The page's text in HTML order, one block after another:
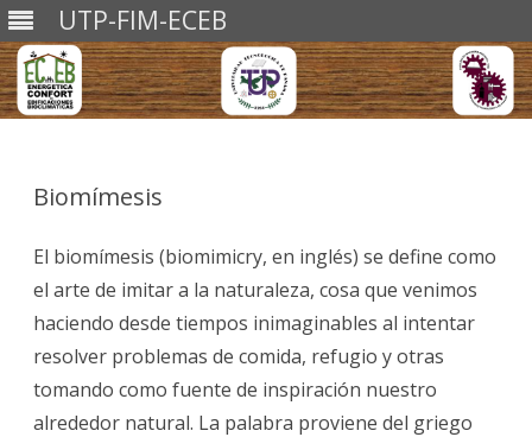
UTP-FIM-ECEB
Biomímesis
El biomímesis (biomimicry, en inglés) se define como
el arte de imitar a la naturaleza, cosa que venimos
haciendo desde tiempos inimaginables al intentar
resolver problemas de comida, refugio y otras
tomando como fuente de inspiración nuestro
alrededor natural. La palabra proviene del griego